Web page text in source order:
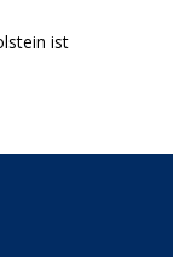
ist